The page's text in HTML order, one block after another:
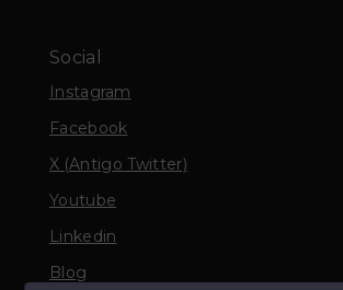
Social
Instagram
Facebook
X (Antigo Twitter)
Youtube
Linkedin
Blog